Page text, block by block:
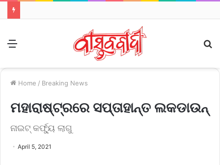
Home / Breaking News
ମହାରାଷ୍ଟ୍ରରେ ସପ୍ତାହାନ୍ତ ଲକଡାଉନ୍
ନାଇଟ୍ କର୍ଫ୍ୟୁ ଲାଗୁ
April 5, 2021